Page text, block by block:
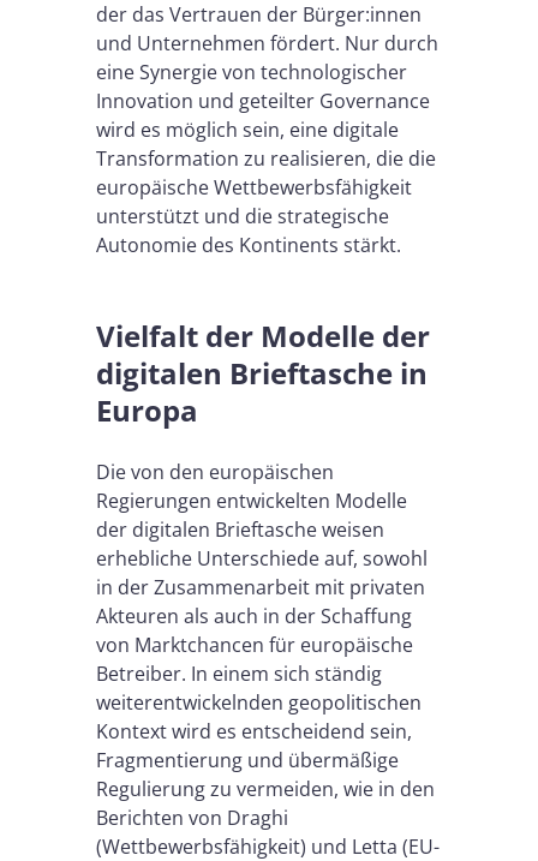
der das Vertrauen der Bürger:innen
und Unternehmen fördert. Nur durch
eine Synergie von technologischer
Innovation und geteilter Governance
wird es möglich sein, eine digitale
Transformation zu realisieren, die die
europäische Wettbewerbsfähigkeit
unterstützt und die strategische
Autonomie des Kontinents stärkt.
Vielfalt der Modelle der
digitalen Brieftasche in
Europa
Die von den europäischen
Regierungen entwickelten Modelle
der digitalen Brieftasche weisen
erhebliche Unterschiede auf, sowohl
in der Zusammenarbeit mit privaten
Akteuren als auch in der Schaffung
von Marktchancen für europäische
Betreiber. In einem sich ständig
weiterentwickelnden geopolitischen
Kontext wird es entscheidend sein,
Fragmentierung und übermäßige
Regulierung zu vermeiden, wie in den
Berichten von Draghi
(Wettbewerbsfähigkeit) und Letta (EU-